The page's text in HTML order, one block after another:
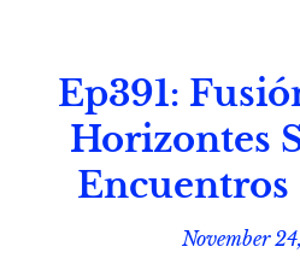
Ep391:
Horizontes
Encuentros
November